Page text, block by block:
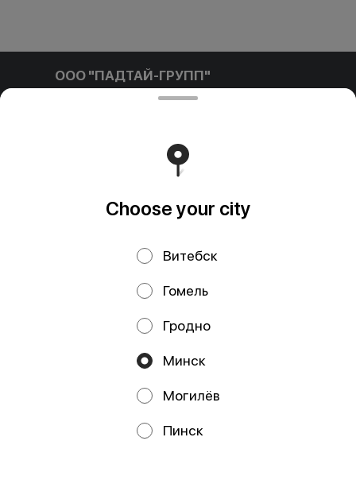
ООО "ПАДТАЙ-ГРУПП"
ООО "ПАДТАЙ-ГРУПП" УНП 192838954, РБ, Минская
Торговом реестре Республики Беларусь 18.01.2021г.
Foodpicásso
Privacy Policy
Public Offer
Choose your city
Витебск
Гомель
Гродно
Минск
Могилёв
Пинск